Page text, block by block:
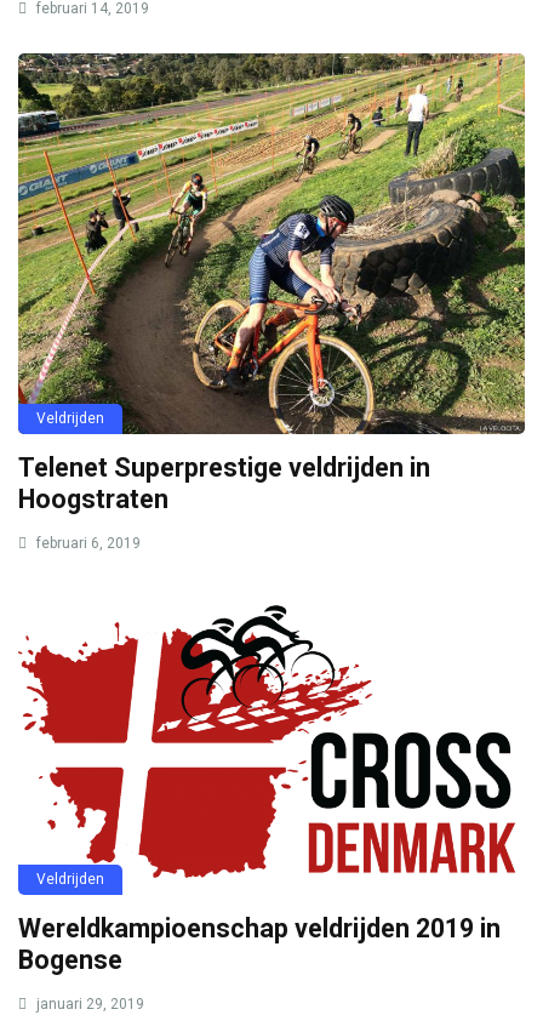
februari 14, 2019
Veldrijden
Telenet Superprestige veldrijden in
Hoogstraten
februari 6, 2019
Veldrijden
Wereldkampioenschap veldrijden 2019 in
Bogense
januari 29, 2019